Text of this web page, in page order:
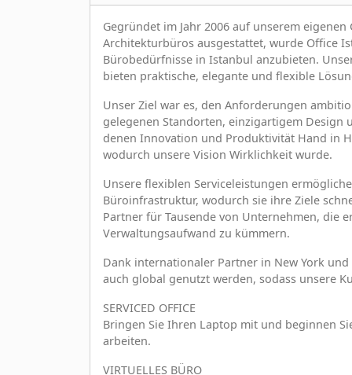
Gegründet im Jahr 2006 auf unserem
Architekturbüros ausgestattet, wurde Office
Bürobedürfnisse in Istanbul anzubieten.
bieten praktische, elegante und flexible
Unser Ziel war es, den Anforderungen
gelegenen Standorten, einzigartigem Design
denen Innovation und Produktivität Hand in
wodurch unsere Vision Wirklichkeit wurde.
Unsere flexiblen Serviceleistungen
Büroinfrastruktur, wodurch sie ihre Ziele
Partner für Tausende von Unternehmen, die
Verwaltungsaufwand zu kümmern.
Dank internationaler Partner in New York
auch global genutzt werden, sodass unsere
SERVICED OFFICE
Bringen Sie Ihren Laptop mit und beginnen
arbeiten.
VIRTUELLES BÜRO